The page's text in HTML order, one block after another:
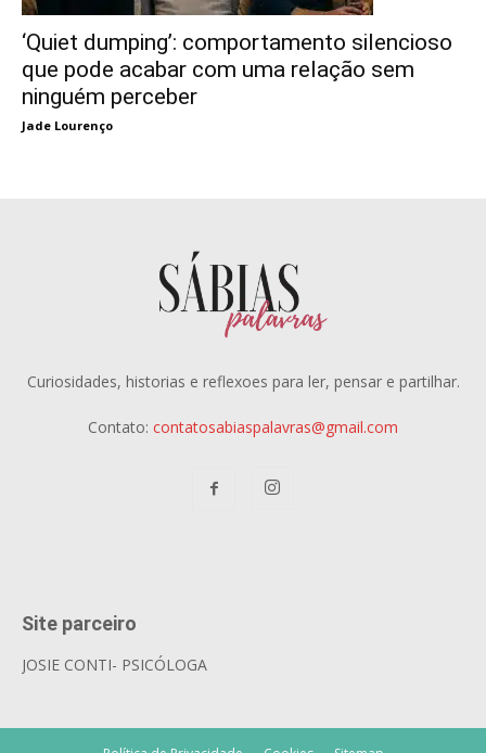
‘Quiet dumping’: comportamento silencioso
que pode acabar com uma relação sem
ninguém perceber
Jade Lourenço
Curiosidades, historias e reflexoes para ler, pensar e partilhar.
Contato: contatosabiaspalavras@gmail.com
Site parceiro
JOSIE CONTI- PSICÓLOGA